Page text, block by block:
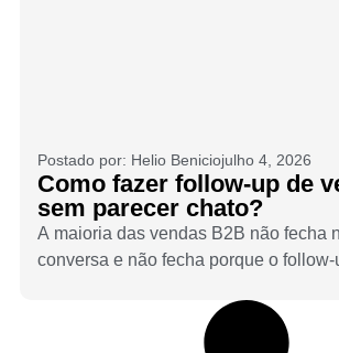
Postado por: Helio Beniciojulho 4, 2026
Como fazer follow-up de
sem parecer chato?
A maioria das vendas B2B não fecha
conversa e não fecha porque o follow-
comerciais abandonarem
tinham vida. Veja como fazer follow-up